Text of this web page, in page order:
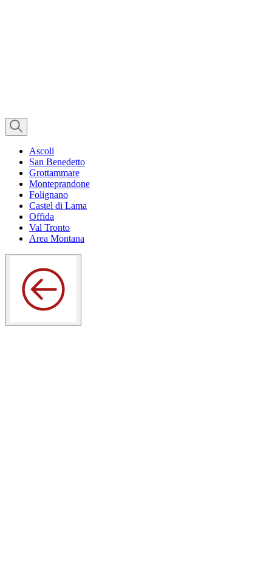
Ascoli
San Benedetto
Grottammare
Monteprandone
Folignano
Castel di Lama
Offida
Val Tronto
Area Montana